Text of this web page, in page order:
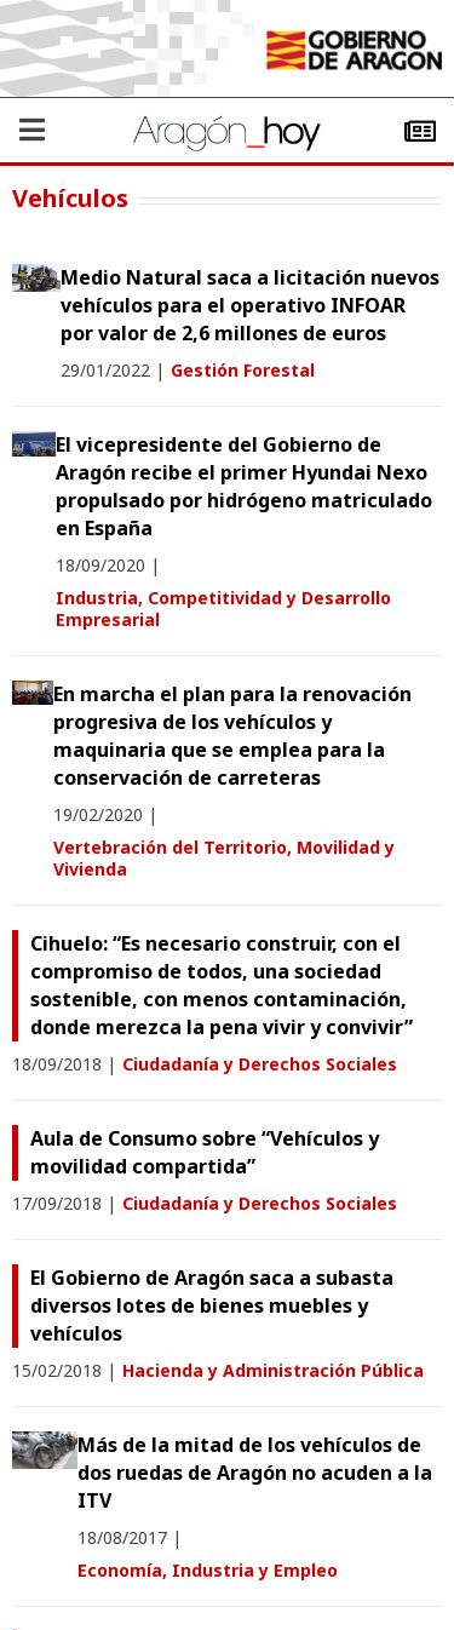
Vehículos
Medio Natural saca a licitación nuevos
vehículos para el operativo INFOAR
por valor de 2,6 millones de euros
29/01/2022 | Gestión Forestal
El vicepresidente del Gobierno de
Aragón recibe el primer Hyundai Nexo
propulsado por hidrógeno matriculado
en España
18/09/2020 |
Industria, Competitividad y Desarrollo
Empresarial
En marcha el plan para la renovación
progresiva de los vehículos y
maquinaria que se emplea para la
conservación de carreteras
19/02/2020 |
Vertebración del Territorio, Movilidad y
Vivienda
Cihuelo: “Es necesario construir, con el
compromiso de todos, una sociedad
sostenible, con menos contaminación,
donde merezca la pena vivir y convivir”
18/09/2018 | Ciudadanía y Derechos Sociales
Aula de Consumo sobre “Vehículos y
movilidad compartida”
17/09/2018 | Ciudadanía y Derechos Sociales
El Gobierno de Aragón saca a subasta
diversos lotes de bienes muebles y
vehículos
15/02/2018 | Hacienda y Administración Pública
Más de la mitad de los vehículos de
dos ruedas de Aragón no acuden a la
ITV
18/08/2017 |
Economía, Industria y Empleo